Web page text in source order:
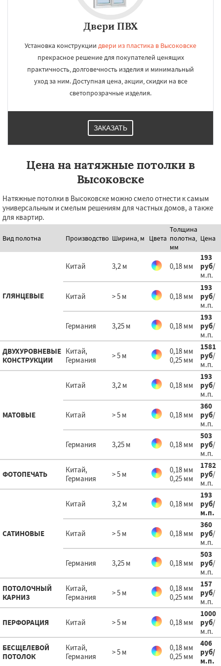
Двери ПВХ
Установка конструкции двери из пластика в Высоковске
прекрасное решение для покупателей ценящих
практичность, долговечность изделия и минимальный
уход за ним. Доступная цена, акции, скидки на все
светопрозрачные изделия.
ЗАКАЗАТЬ
Цена на натяжные потолки в
Высоковске
Натяжные потолки в Высоковске можно смело отнести к самым
универсальным и смелым решениям для частных домов, а также
для квартир.
Вид полотна Производство Ширина, м Цвета
Толщина
полотна,
мм
Цена
ГЛЯНЦЕВЫЕ
Китай 3,2 м 0,18 мм
193
руб/
м.п.
Китай > 5 м 0,18 мм
193
руб/
м.п.
Германия 3,25 м 0,18 мм
193
руб/
м.п.
ДВУХУРОВНЕВЫЕ
КОНСТРУКЦИИ
Китай,
Германия
> 5 м
0,18 мм
0,25 мм
1581
руб/
м.п.
МАТОВЫЕ
Китай 3,2 м 0,18 мм
193
руб/
м.п.
Китай > 5 м 0,18 мм
360
руб/
м.п.
Германия 3,25 м 0,18 мм
503
руб/
м.п.
ФОТОПЕЧАТЬ
Китай,
Германия
> 5 м
0,18 мм
0,25 мм
1782
руб/
м.п.
САТИНОВЫЕ
Китай 3,2 м 0,18 мм
193
руб/
м.п.
Китай > 5 м 0,18 мм
360
руб/
м.п.
Германия 3,25 м 0,18 мм
503
руб/
м.п.
ПОТОЛОЧНЫЙ
КАРНИЗ
Китай,
Германия
> 5 м
0,18 мм
0,25 мм
157
руб/
м.п.
ПЕРФОРАЦИЯ Китай > 5 м 0,18 мм
1000
руб/
м.п.
БЕСЩЕЛЕВОЙ
ПОТОЛОК
Китай,
Германия
> 5 м
0,18 мм
0,25 мм
406
руб/
м.п.